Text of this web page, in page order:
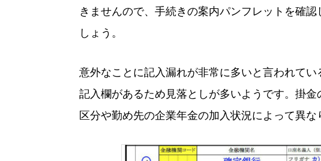
きませんので、手続きの案内パンフレットを確
しょう。
意外なことに記入漏れが非常に多いと言われて
記入欄があるため見落としが多いようです。掛
区分や勤め先の企業年金の加入状況によって異